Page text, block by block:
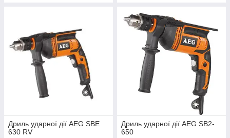
Дриль ударної дії AEG SBE
630 RV
Дриль ударної дії AEG SB2-
650